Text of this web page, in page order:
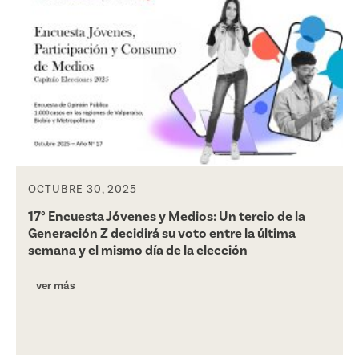
OCTUBRE 30, 2025
17° Encuesta Jóvenes y Medios: Un tercio de la
Generación Z decidirá su voto entre la última
semana y el mismo día de la elección
ver más